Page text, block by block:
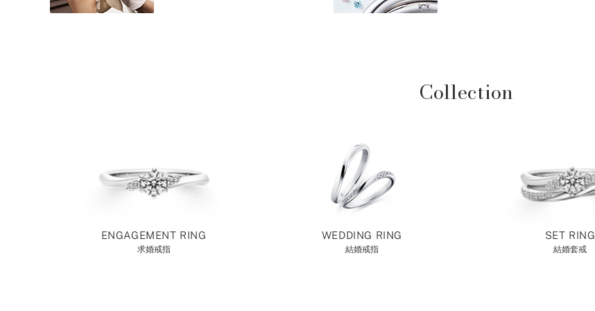
Collection
ENGAGEMENT RING
求婚戒指
WEDDING RING
結婚戒指
SET RING
結婚套戒